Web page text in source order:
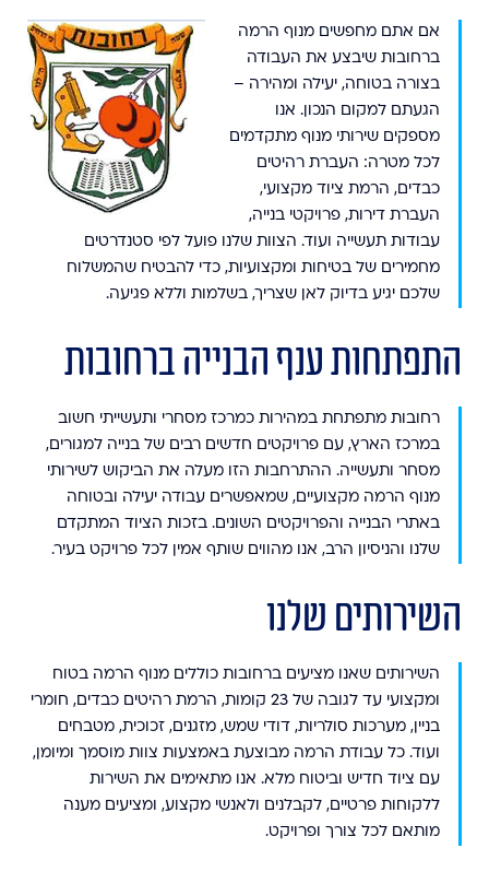
אם אתם מחפשים מנוף הרמה
ברחובות שיבצע את העבודה
בצורה בטוחה, יעילה ומהירה –
הגעתם למקום הנכון. אנו
מספקים שירותי מנוף מתקדמים
לכל מטרה: העברת רהיטים
כבדים, הרמת ציוד מקצועי,
העברת דירות, פרויקטי בנייה,
עבודות תעשייה ועוד. הצוות שלנו פועל לפי סטנדרטים
מחמירים של בטיחות ומקצועיות, כדי להבטיח שהמשלוח
שלכם יגיע בדיוק לאן שצריך, בשלמות וללא פגיעה.
התפתחות ענף הבנייה ברחובות
רחובות מתפתחת במהירות כמרכז מסחרי ותעשייתי חשוב
במרכז הארץ, עם פרויקטים חדשים רבים של בנייה למגורים,
מסחר ותעשייה. ההתרחבות הזו מעלה את הביקוש לשירותי
מנוף הרמה מקצועיים, שמאפשרים עבודה יעילה ובטוחה
באתרי הבנייה והפרויקטים השונים. בזכות הציוד המתקדם
שלנו והניסיון הרב, אנו מהווים שותף אמין לכל פרויקט בעיר.
השירותים שלנו
השירותים שאנו מציעים ברחובות כוללים מנוף הרמה בטוח
ומקצועי עד לגובה של 23 קומות, הרמת רהיטים כבדים, חומרי
בניין, מערכות סולריות, דודי שמש, מזגנים, זכוכית, מטבחים
ועוד. כל עבודת הרמה מבוצעת באמצעות צוות מוסמך ומיומן,
עם ציוד חדיש וביטוח מלא. אנו מתאימים את השירות
ללקוחות פרטיים, לקבלנים ולאנשי מקצוע, ומציעים מענה
מותאם לכל צורך ופרויקט.